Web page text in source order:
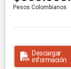
Pesos Colombianos
Descargar
información